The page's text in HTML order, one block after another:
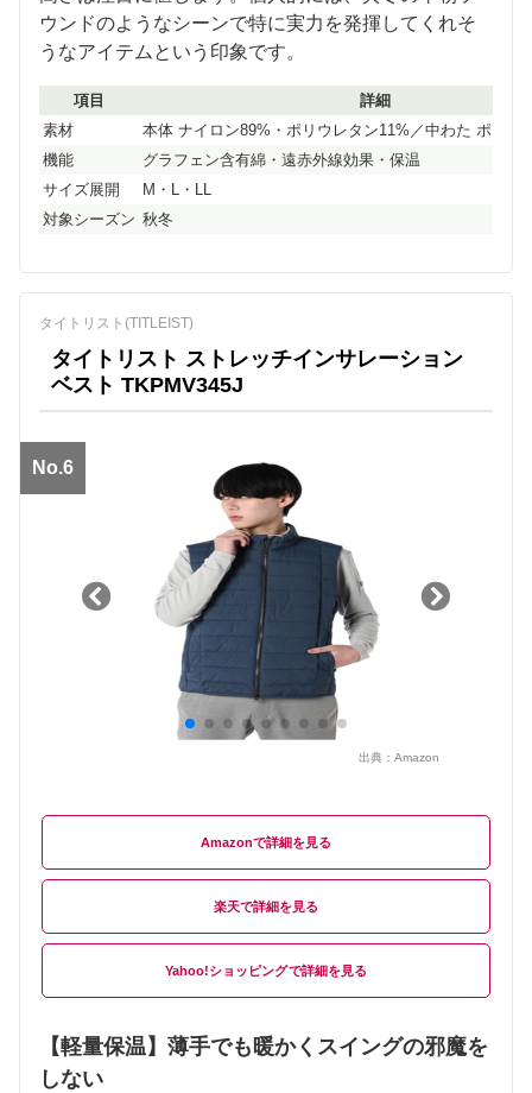
ウンドのようなシーンで特に実力を発揮してくれそ
うなアイテムという印象です。
項目
詳細
素材
本体 ナイロン89%・ポリウレタン11%／中わた ポリエ
機能
グラフェン含有綿・遠赤外線効果・保温
サイズ展開
M・L・LL
対象シーズン 秋冬
タイトリスト(TITLEIST)
タイトリスト ストレッチインサレーション
ベスト TKPMV345J
No.6
出典： Amazon
Amazon
楽天
Yahoo!ショッピング
【軽量保温】薄手でも暖かくスイングの邪魔を
しない